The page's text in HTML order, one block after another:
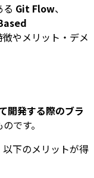
Git Flow、
やメリット・デメ
開発する際のブラ
です。
下のメリットが得